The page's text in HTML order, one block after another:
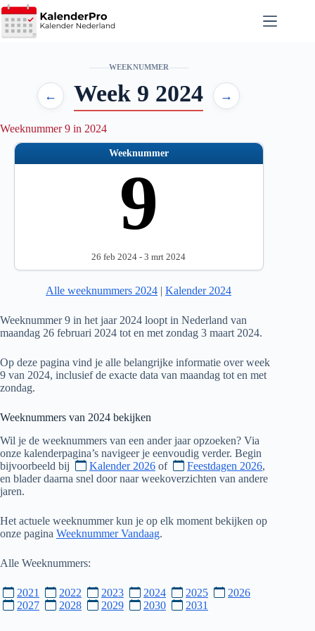
Ga
naar
de
WEEKNUMMER
← Week 9 2024 →
Weeknummer 9 in 2024
Weeknummer
9
26 feb 2024 - 3 mrt 2024
Alle weeknummers 2024 |Kalender 2024
Weeknummer 9 in het jaar 2024 loopt in Nederland van
maandag 26 februari 2024 tot en met zondag 3 maart 2024.
Op deze pagina vind je alle belangrijke informatie over week
9 van 2024, inclusief de exacte data van maandag tot en met
zondag.
Weeknummers van 2024 bekijken
Wil je de weeknummers van een ander jaar opzoeken? Via
onze kalenderpagina’s navigeer je eenvoudig verder. Begin
bijvoorbeeld bij
Kalender 2026 of Feestdagen 2026,
en blader daarna snel door naar weekoverzichten van andere
jaren.
Het actuele weeknummer kun je op elk moment bekijken op
onze pagina Weeknummer Vandaag.
Alle Weeknummers:
2021 2022 2023 2024 2025
2026
2027
2028 2029 2030 2031